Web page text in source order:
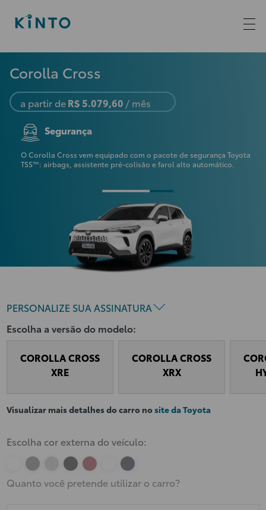
Corolla Cross
a partir deR$ 5.079,60 / mês
Segurança
O Corolla Cross vem equipado com o pacote de segurança Toyota
TSS™: airbags, assistente pré-colisão e farol alto automático.
PERSONALIZE SUA ASSINATURA
Escolha a versão do modelo:
COROLLA CROSS
XRE
COROLLA CROSS
XRX
Visualizar mais detalhes do carro nosite da Toyota
Escolha cor externa do veículo:
Quanto você pretende utilizar o carro?